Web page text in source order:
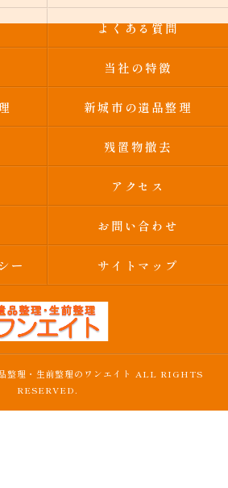
よくある質問
当社の特徴
新城市の遺品整理
残置物撤去
アクセス
お問い合わせ
ー サイトマップ
整理・生前整理のワンエイト ALL RIGHTS
RESERVED.